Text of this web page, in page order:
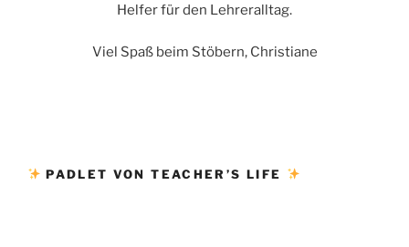
Helfer für den Lehreralltag.
Viel Spaß beim Stöbern, Christiane
PADLET VON TEACHER’S LIFE